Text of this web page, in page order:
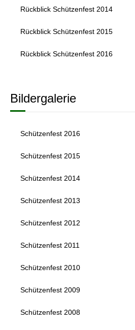
Rückblick Schützenfest 2014
Rückblick Schützenfest 2015
Rückblick Schützenfest 2016
Bildergalerie
Schützenfest 2016
Schützenfest 2015
Schützenfest 2014
Schützenfest 2013
Schützenfest 2012
Schützenfest 2011
Schützenfest 2010
Schützenfest 2009
Schützenfest 2008